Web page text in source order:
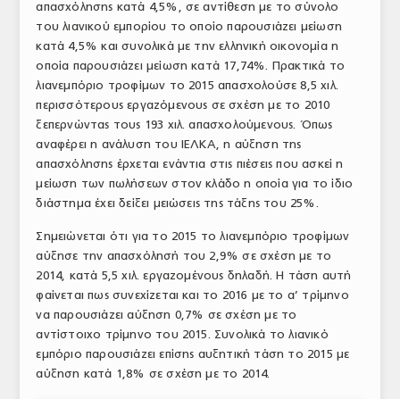
Profile
ΑΡΧΕΙΟ ΤΕΥΧΩΝ
ΣΥΝΕΔΡΙΟ ΚΡΕΑΤΟΣ
απασχόλησης κατά 4,5%, σε αντίθεση με το σύνολο
του λιανικού εμπορίου το οποίο παρουσιάζει μείωση
κατά 4,5% και συνολικά με την ελληνική οικονομία η
οποία παρουσιάζει μείωση κατά 17,74%. Πρακτικά το
λιανεμπόριο τροφίμων το 2015 απασχολούσε 8,5 χιλ.
περισσότερους εργαζόμενους σε σχέση με το 2010
ξεπερνώντας τους 193 χιλ. απασχολούμενους. Όπως
αναφέρει η ανάλυση του ΙΕΛΚΑ, η αύξηση της
απασχόλησης έρχεται ενάντια στις πιέσεις που ασκεί η
μείωση των πωλήσεων στον κλάδο η οποία για το ίδιο
διάστημα έχει δείξει μειώσεις της τάξης του 25%.
Σημειώνεται ότι για το 2015 το λιανεμπόριο τροφίμων
αύξησε την απασχόλησή του 2,9% σε σχέση με το
2014, κατά 5,5 χιλ. εργαζομένους δηλαδή. Η τάση αυτή
φαίνεται πως συνεχίζεται και το 2016 με το α’ τρίμηνο
να παρουσιάζει αύξηση 0,7% σε σχέση με το
αντίστοιχο τρίμηνο του 2015. Συνολικά το λιανικό
εμπόριο παρουσιάζει επίσης αυξητική τάση το 2015 με
αύξηση κατά 1,8% σε σχέση με το 2014.